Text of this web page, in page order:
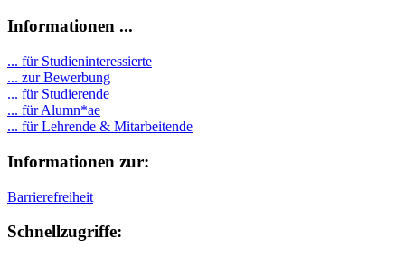
Informationen ...
... für Studieninteressierte
... zur Bewerbung
... für Studierende
... für Alumn*ae
... für Lehrende & Mitarbeitende
Informationen zur:
Barrierefreiheit
Schnellzugriffe: